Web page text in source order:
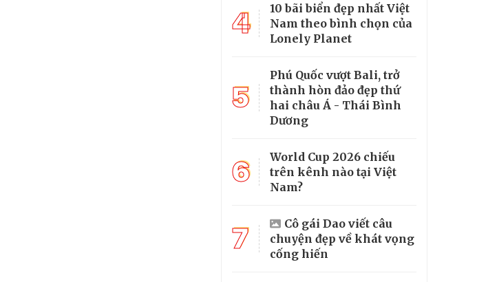
4
10 bãi biển đẹp nhất Việt
Nam theo bình chọn của
Lonely Planet
5
Phú Quốc vượt Bali, trở
thành hòn đảo đẹp thứ
hai châu Á - Thái Bình
Dương
6
World Cup 2026 chiếu
trên kênh nào tại Việt
Nam?
7
Cô gái Dao viết câu
chuyện đẹp về khát vọng
cống hiến